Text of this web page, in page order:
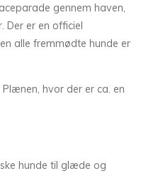
gennem haven,
Der er en officiel
alle fremmødte hunde er
hvor der er ca. en
hunde til glæde og